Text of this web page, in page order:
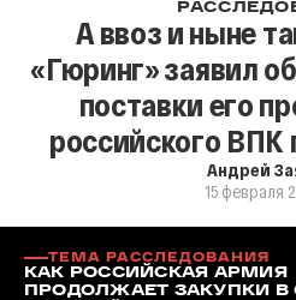
А ввоз и ныне
«Гюринг» заявил
поставки его
российского
Андрей
15 февраля
ТЕМА РАССЛЕДОВАНИЯ
КАК РОССИЙСКАЯ АРМИЯ
ПРОДОЛЖАЕТ ЗАКУПКИ В